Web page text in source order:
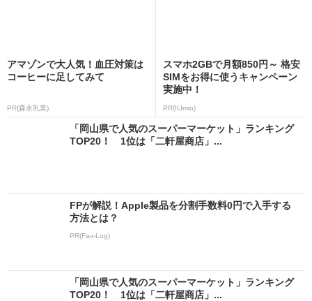
アマゾンで大人気！血圧対策は
コーヒーに足してみて
PR(森永乳業)
スマホ2GBで月額850円～ 格安
SIMをお得に使うキャンペーン
実施中！
PR(IIJmio)
「岡山県で人気のスーパーマーケット」ランキング
TOP20！ 1位は「二軒屋商店」...
FPが解説！Apple製品を分割手数料0円で入手する
方法とは？
PR(Fav-Log)
「岡山県で人気のスーパーマーケット」ランキング
TOP20！ 1位は「二軒屋商店」...